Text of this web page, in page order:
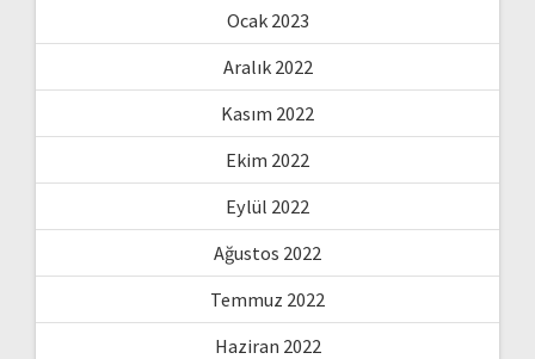
Ocak 2023
Aralık 2022
Kasım 2022
Ekim 2022
Eylül 2022
Ağustos 2022
Temmuz 2022
Haziran 2022